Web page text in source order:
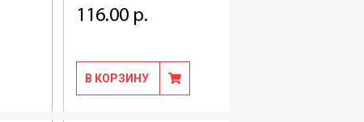
116.00 р.
В КОРЗИНУ